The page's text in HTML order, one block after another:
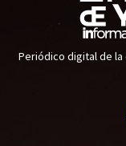
Periódico digital de la